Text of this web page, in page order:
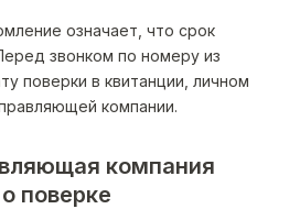
означает, что срок
звонком по номеру из
поверки в квитанции, личном
компании.
компания
поверке